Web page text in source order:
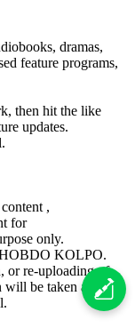
dramas,
feature programs,
then hit the like
updates.
,
for
only.
KOLPO.
or re-uploading of
be taken against